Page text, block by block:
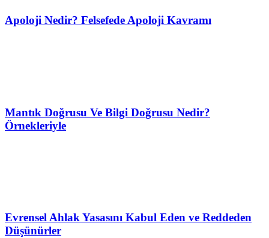
Apoloji Nedir? Felsefede Apoloji Kavramı
Mantık Doğrusu Ve Bilgi Doğrusu Nedir?
Örnekleriyle
Evrensel Ahlak Yasasını Kabul Eden ve Reddeden
Düşünürler